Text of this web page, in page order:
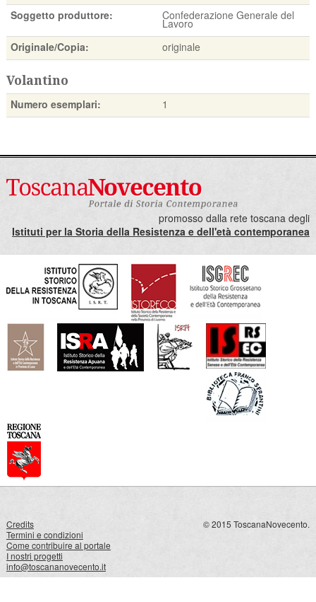
Soggetto produttore:
Confederazione Generale del
Lavoro
Originale/Copia:
originale
Volantino
Numero esemplari: 1
promosso dalla rete toscana degli
Istituti per la Storia della Resistenza e dell'età contemporanea
Credits
Termini e condizioni
Come contribuire al portale
I nostri progetti
info@toscananovecento.it
© 2015 ToscanaNovecento.